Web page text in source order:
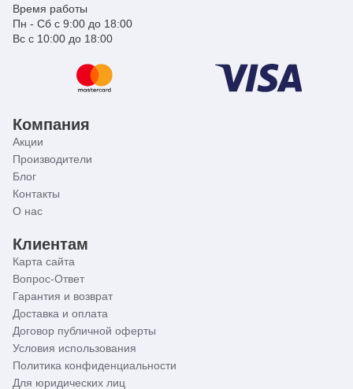
Время работы
Пн - Сб с 9:00 до 18:00
Вс с 10:00 до 18:00
Компания
Акции
Производители
Блог
Контакты
О нас
Клиентам
Карта сайта
Вопрос-Ответ
Гарантия и возврат
Доставка и оплата
Договор публичной оферты
Условия использования
Политика конфиденциальности
Для юридических лиц